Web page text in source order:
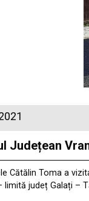
Județean
Cătălin Toma a
limită județ Galați –